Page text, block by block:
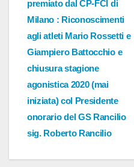
premiato dal CP-FCI di
Milano : Riconoscimenti
agli atleti Mario Rossetti e
Giampiero Battocchio e
chiusura stagione
agonistica 2020 (mai
iniziata) col Presidente
onorario del GS Rancilio
sig. Roberto Rancilio